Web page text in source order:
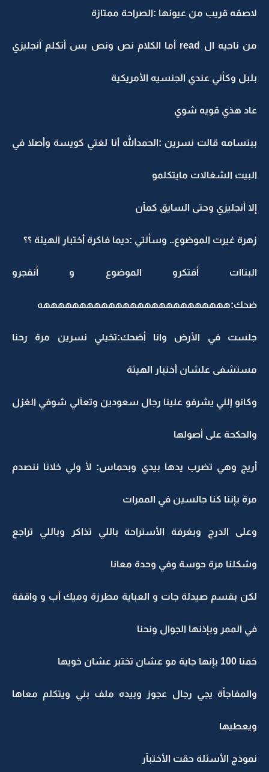
لاصقه قريب من عيونها :الصراحة ممتازة
من ناحيه ال read أما الكلام نص ونص بس أتكلم أنجليزي
بلبل وكأني عندي الجنسيه الأمريكية
عاد هذي قويه شوي
ببتسامه قالت نسرين :الحمدالله أنا لغتي كويسة وأصلا في
البيت الشغالات مايتكلمو
إلا أنجليزي وحتى السايق كمآن
زهرة غيرت الموضوع.. وسألتي :ديما فاكرة أختبار الهيئة ؟؟
البناات أفتكرو الموضوع و أنفجرو
ضحك:ههههههههههههههههههههههههههه
جلست في الأرض وانا أضحك:تخيلي نسرين مرة رحنا
مستشفى علشان أختبار الهيئة
وكانو إللي يشرفو علينا رجال سعودين وتعآلي شوفي الغزل
والحكحة على أصولها
أريج وهي تضرب يدها بيدي وبحماس: لأ ولي خلانا ننصدم
مرة بإننا كنا جالسين في الممرات
وعلى الدرج وبغرفة الأستراحة باللي تذاكر وباللي تراجع
وشكلنا مرة حوسة وفي وحدة معانا
لكن بقسم صيدلة جات و العباية مطرزة وميك أب و واقفة
في الممر وبإذنها الجوال ونحنا
خمنا 100 بإنها جاية مو عشان تختبر عشان خويها
والمفاجأة يجي رجال عجوز وبيده ملف بني ويتكلم معاها
ويعطيها
نموذج الأسئلة حقت الأختبآر